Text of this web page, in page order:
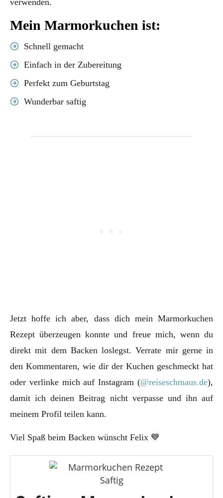
verwenden.
Mein Marmorkuchen ist:
Schnell gemacht
Einfach in der Zubereitung
Perfekt zum Geburtstag
Wunderbar saftig
Jetzt hoffe ich aber, dass dich mein Marmorkuchen
Rezept überzeugen konnte und freue mich, wenn du
direkt mit dem Backen loslegst. Verrate mir gerne in
den Kommentaren, wie dir der Kuchen geschmeckt hat
oder verlinke mich auf Instagram (@reiseschmaus.de),
damit ich deinen Beitrag nicht verpasse und ihn auf
meinem Profil teilen kann.
Viel Spaß beim Backen wünscht Felix 💙